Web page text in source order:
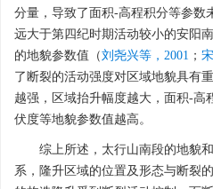
分量，导致了面积-高程积分等参数
远大于第四纪时期活动较小的安阳
的地貌参数值（刘尧兴等，2001 ；
了断裂的活动强度对区域地貌具有
越强，区域抬升幅度越大，面积-高
伏度等地貌参数值越高。
综上所述，太行山南段的地貌
系，隆升区域的位置及形态与断裂